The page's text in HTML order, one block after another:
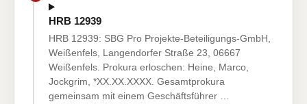
HRB 12939
HRB 12939: SBG Pro Projekte-Beteiligungs-GmbH,
Weißenfels, Langendorfer Straße 23, 06667
Weißenfels. Prokura erloschen: Heine, Marco,
Jockgrim, *XX.XX.XXXX. Gesamtprokura
gemeinsam mit einem Geschäftsführer …